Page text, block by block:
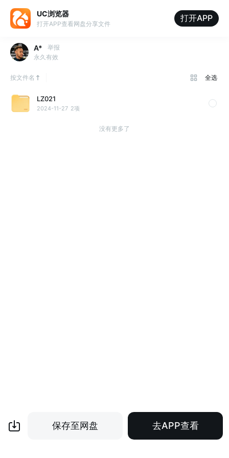
UC浏览器
打开APP查看网盘分享文件
打开APP
A*
举报
永久有效
按文件名 全选
LZ021
2024-11-27 2项
没有更多了
保存至网盘 去APP查看